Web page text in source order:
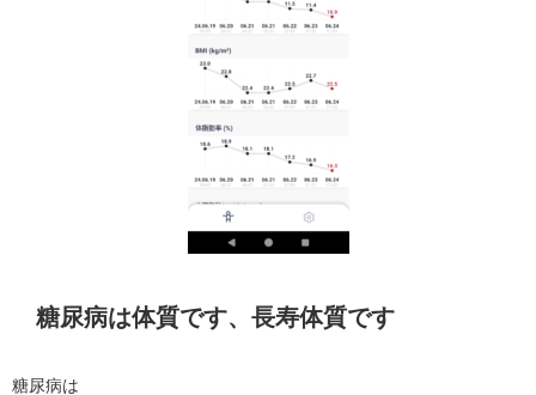
糖尿病は体質です、長寿体質です
糖尿病は